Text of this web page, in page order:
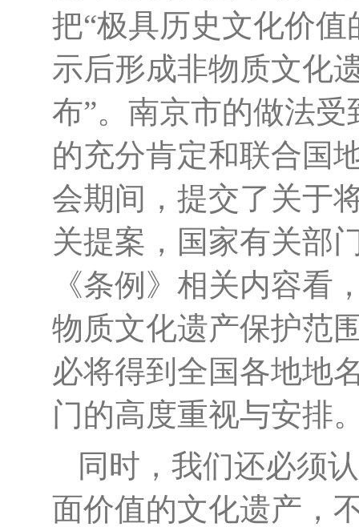
把“极具历史文化价
示后形成非物质文化
布”。南京市的做法
的充分肯定和联合国
会期间，提交了关于
关提案，国家有关部
《条例》相关内容看
物质文化遗产保护范
必将得到全国各地地
门的高度重视与安排
同时，我们还必须
面价值的文化遗产，